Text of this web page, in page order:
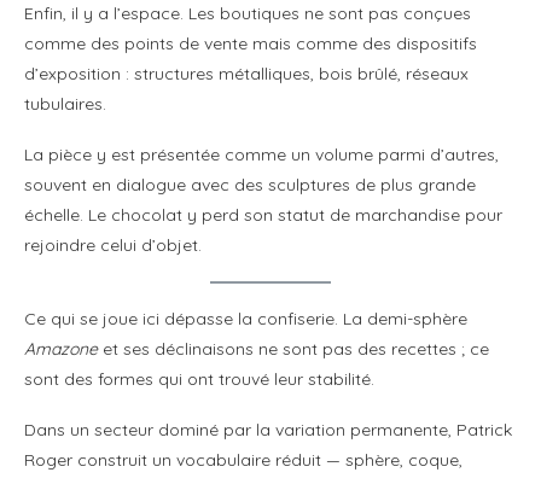
Enfin, il y a l’espace. Les boutiques ne sont pas conçues
comme des points de vente mais comme des dispositifs
d’exposition : structures métalliques, bois brûlé, réseaux
tubulaires.
La pièce y est présentée comme un volume parmi d’autres,
souvent en dialogue avec des sculptures de plus grande
échelle. Le chocolat y perd son statut de marchandise pour
rejoindre celui d’objet.
Ce qui se joue ici dépasse la confiserie. La demi-sphère
Amazoneet ses déclinaisons ne sont pas des recettes ; ce
sont des formes qui ont trouvé leur stabilité.
Dans un secteur dominé par la variation permanente, Patrick
Roger construit un vocabulaire réduit — sphère, coque,